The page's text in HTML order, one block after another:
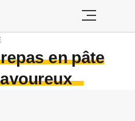
en pâte